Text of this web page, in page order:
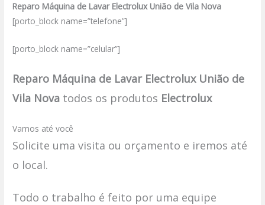
Reparo Máquina de Lavar Electrolux União de Vila Nova
[porto_block name=”telefone”]
[porto_block name=”celular”]
Reparo Máquina de Lavar Electrolux União de
Vila Nova todos os produtos Electrolux
Vamos até você
Solicite uma visita ou orçamento e iremos até
o local.
Todo o trabalho é feito por uma equipe